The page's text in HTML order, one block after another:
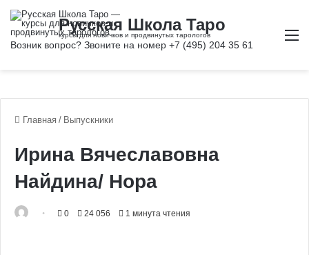
Главная / Выпускники
Ирина Вячеславовна
Найдина/ Нора
0 24 056 1 минута чтения